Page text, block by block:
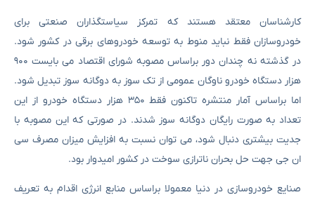
کارشناسان معتقد هستند که تمرکز سیاستگذاران صنعتی برای
خودروسازان فقط نباید منوط به توسعه خودروهای برقی در کشور شود.
در گذشته نه چندان دور براساس مصوبه شورای اقتصاد می بایست ۹۰۰
هزار دستگاه خودرو ناوگان عمومی از تک سوز به دوگانه سوز تبدیل شود.
اما براساس آمار منتشره تاکنون فقط ۳۵۰ هزار دستگاه خودرو از این
تعداد به صورت رایگان دوگانه سوز شدند. در صورتی که این مصوبه با
جدیت بیشتری دنبال شود، می توان نسبت به افزایش میزان مصرف سی
ان جی جهت حل بحران ناترازی سوخت در کشور امیدوار بود.
صنایع خودروسازی در دنیا معمولا براساس منابع انرژی اقدام به تعریف